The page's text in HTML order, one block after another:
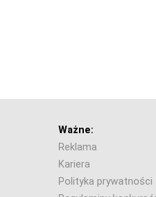
Ważne:
Reklama
Kariera
Polityka prywatności